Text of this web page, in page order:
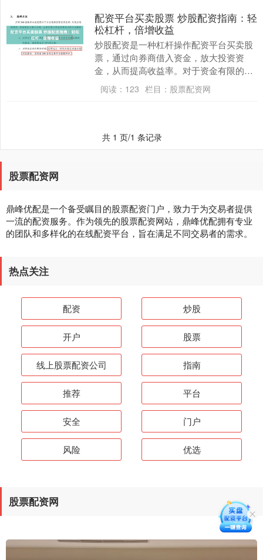
配资平台买卖股票 炒股配资指南：轻
松杠杆，倍增收益
炒股配资是一种杠杆操作配资平台买卖股
票，通过向券商借入资金，放大投资资
金，从而提高收益率。对于资金有限的投
资者来说，配资可以提供一个快速增长的
机会。 * **放....
阅读： 123 栏目： 股票配资网
共 1 页/1 条记录
股票配资网
鼎峰优配是一个备受瞩目的股票配资门户，致力于为交易者提供
一流的配资服务。作为领先的股票配资网站，鼎峰优配拥有专业
的团队和多样化的在线配资平台，旨在满足不同交易者的需求。
热点关注
配资 炒股
开户 股票
线上股票配资公司 指南
推荐 平台
安全 门户
风险 优选
股票配资网